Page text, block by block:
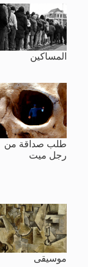
المساكين
طلب صداقة من
رجل ميت
موسيقى